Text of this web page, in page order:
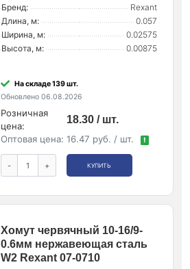
Бренд:
Rexant
Длина, м:
0.057
Ширина, м:
0.02575
Высота, м:
0.00875
На складе 139 шт.
Обновлено 06.08.2026
Розничная
цена:
18.30 / шт.
Оптовая цена: 16.47 руб. / шт. !
- + КУПИТЬ
Хомут червячный 10-16/9-
0.6мм нержавеющая сталь
W2 Rexant 07-0710